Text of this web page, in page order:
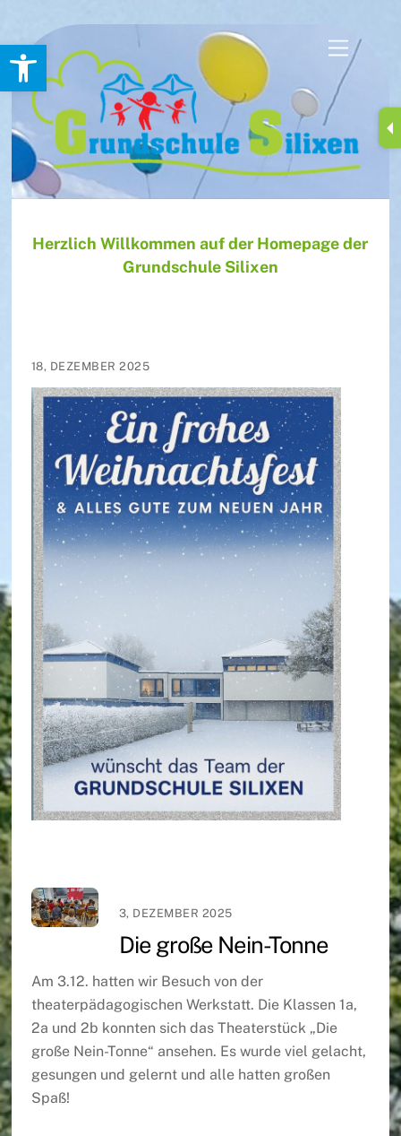
Werkzeugleiste öffnen
to
content
Menu
Herzlich Willkommen auf der Homepage der
Grundschule Silixen
18, DEZEMBER 2025
3, DEZEMBER 2025
Die große Nein-Tonne
Am 3.12. hatten wir Besuch von der
theaterpädagogischen Werkstatt. Die Klassen 1a,
2a und 2b konnten sich das Theaterstück „Die
große Nein-Tonne“ ansehen. Es wurde viel gelacht,
gesungen und gelernt und alle hatten großen
Spaß!